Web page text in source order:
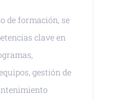
de formación, se
clave en
gestión de